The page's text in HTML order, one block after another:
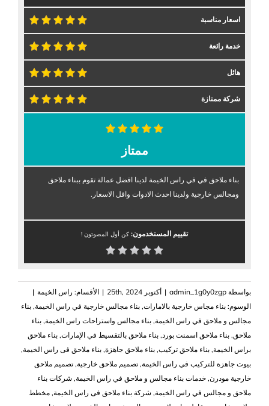
اسعار مناسبة
خدمة رائعة
هائل
شركة ممتازة
ممتاز
بناء ملاحق في في راس الخيمة لدينا افضل عمالة تقوم ببناء ملاحق
ومجالس خارجية ولدينا احدث الادوات واقل الاسعار.
تقييم المستخدمون: كن أول المصوتون !
بواسطة admin_1g0y0zgp
| أكتوبر 25th, 2024 | الأقسام: راس الخيمة |
الوسوم: بناء مجاس خارجية بالامارات, بناء مجالس خارجية في راس الخيمة, بناء
مجالس و ملاحق في راس الخيمة, بناء مجالس واستراحات راس الخيمة, بناء
ملاحق, بناء ملاحق اسمنت بورد, بناء ملاحق بالتقسيط في الإمارات, بناء ملاحق
براس الخيمة, بناء ملاحق تركيب, بناء ملاحق جاهزة, بناء ملاحق فى راس الخيمة,
بيوت جاهزة للتركيب في راس الخيمة, تصميم ملاحق خارجية, تصميم ملاحق
خارجية مودرن, خدمات بناء مجالس و ملاحق في راس الخيمة, شركات بناء
ملاحق و مجالس في راس الخيمة, شركة بناء ملاحق فى راس الخيمة, مخطط